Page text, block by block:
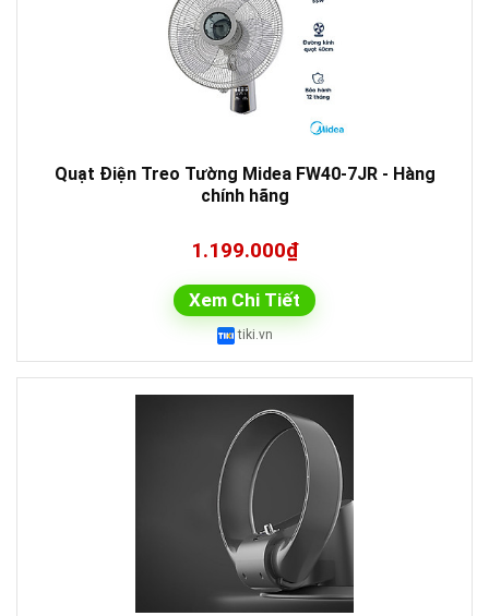
Quạt Điện Treo Tường Midea FW40-7JR - Hàng
chính hãng
1.199.000₫
Xem Chi Tiết
tiki.vn